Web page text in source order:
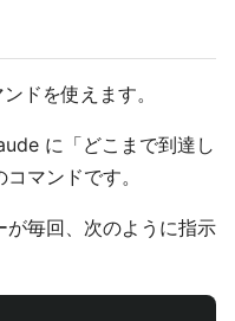
ドを使えます。
に「どこまで到達し
マンドです。
毎回、次のように指示